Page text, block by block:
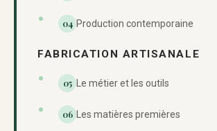
04 Production contemporaine
FABRICATION ARTISANALE
05 Le métier et les outils
06 Les matières premières